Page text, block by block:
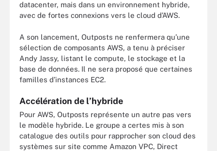
datacenter, mais dans un environnement hybride,
avec de fortes connexions vers le cloud d’AWS.
A son lancement, Outposts ne renfermera qu’une
sélection de composants AWS, a tenu à préciser
Andy Jassy, listant le compute, le stockage et la
base de données. Il ne sera proposé que certaines
familles d’instances EC2.
Accélération de l’hybride
Pour AWS, Outposts représente un autre pas vers
le modèle hybride. Le groupe a certes mis à son
catalogue des outils pour rapprocher son cloud des
systèmes sur site comme Amazon VPC, Direct